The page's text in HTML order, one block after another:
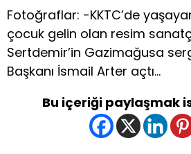
Fotoğraflar: -KKTC’de
çocuk gelin olan resim
Sertdemir’in Gazimağusa
Başkanı İsmail Arter açtı…
Bu içeriği paylaşmak